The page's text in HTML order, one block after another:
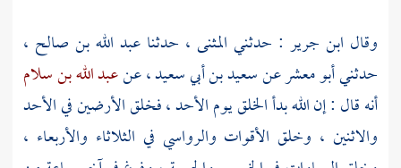
وقال ابن جرير : حدثني المثنى ، حدثنا عبد الله بن صالح ،
حدثنيأبو معشرعنسعيد بن أبي سعيد، عنعبد الله بن سلام
أنه قال : إن الله بدأ الخلق يوم الأحد ، فخلق الأرضين في الأحد
والاثنين ، وخلق الأقوات والرواسي في الثلاثاء والأربعاء ،